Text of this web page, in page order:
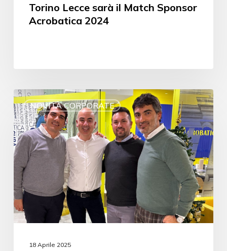
Torino Lecce sarà il Match Sponsor
Acrobatica 2024
NOVITÀ CORPORATE
18 Aprile 2025